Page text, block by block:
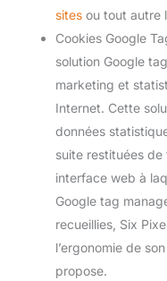
sites ou tout autre
Cookies Google
solution Google
marketing et
Internet. Cette
données
suite restituées
interface web à
Google tag
recueillies, Six
l’ergonomie de
propose.